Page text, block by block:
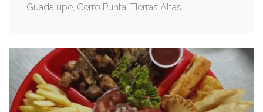
Guadalupe, Cerro Punta, Tierras Altas